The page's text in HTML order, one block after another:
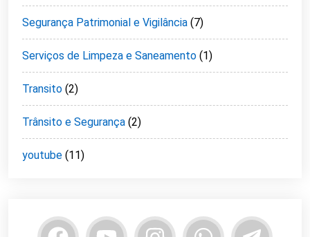
Segurança Patrimonial e Vigilância (7)
Serviços de Limpeza e Saneamento (1)
Transito (2)
Trânsito e Segurança (2)
youtube (11)